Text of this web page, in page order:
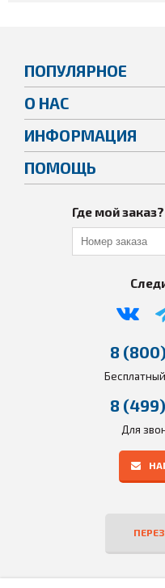
ПОПУЛЯРНОЕ
О НАС
ИНФОРМАЦИЯ
ПОМОЩЬ
Где мой заказ?
8
8
Для